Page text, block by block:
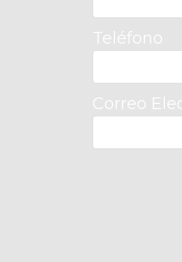
Teléfono
Correo